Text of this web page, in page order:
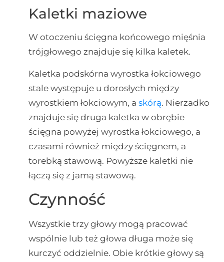
Kaletki maziowe
W otoczeniu ścięgna końcowego mięśnia
trójgłowego znajduje się kilka kaletek.
Kaletka podskórna wyrostka łokciowego
stale występuje u dorosłych między
wyrostkiem łokciowym, a skórą. Nierzadko
znajduje się druga kaletka w obrębie
ścięgna powyżej wyrostka łokciowego, a
czasami również między ścięgnem, a
torebką stawową. Powyższe kaletki nie
łączą się z jamą stawową.
Czynność
Wszystkie trzy głowy mogą pracować
wspólnie lub też głowa długa może się
kurczyć oddzielnie. Obie krótkie głowy są